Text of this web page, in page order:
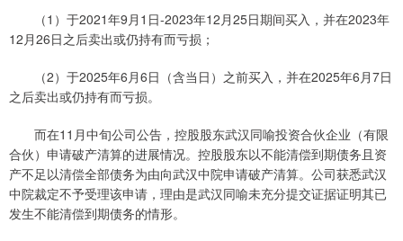
（1）于2021年9月1日-2023年12月25日期间买入，并在2023年
12月26日之后卖出或仍持有而亏损；
（2）于2025年6月6日（含当日）之前买入，并在2025年6月7日
之后卖出或仍持有而亏损。
而在11月中旬公司公告，控股股东武汉同喻投资合伙企业（有限
合伙）申请破产清算的进展情况。控股股东以不能清偿到期债务且资
产不足以清偿全部债务为由向武汉中院申请破产清算。公司获悉武汉
中院裁定不予受理该申请，理由是武汉同喻未充分提交证据证明其已
发生不能清偿到期债务的情形。